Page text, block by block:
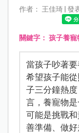
作者： 王佳琦 | 發
關鍵字： 孩子養寵
當孩子吵著
希望孩子能
子三分鐘熱
言，養寵物
可能是挑戰
善準備、做